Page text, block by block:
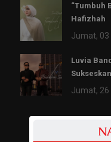
“Tumbuh
Hafizhah
Jumat, 03
Luvia
Jumat, 26